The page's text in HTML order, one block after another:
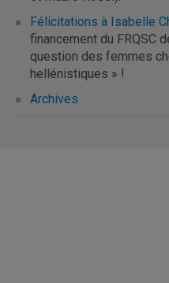
Félicitations à Isabelle
financement du FRQSC
question des femmes
hellénistiques » !
Archives